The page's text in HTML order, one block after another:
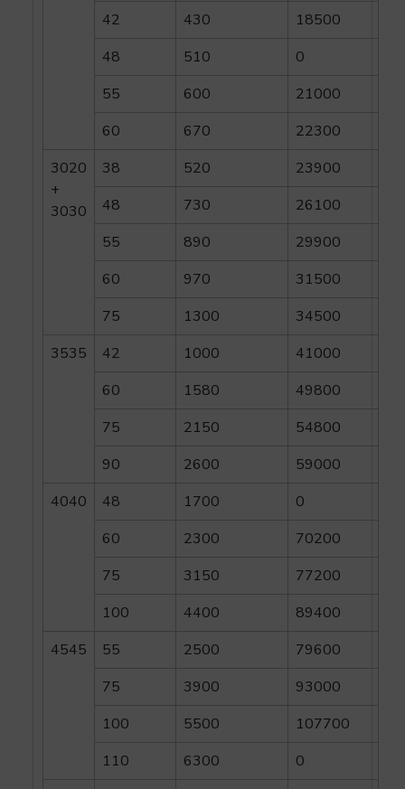
42
430
18500
48
510
0
55
600
21000
60
670
22300
3020
+
3030
38 520
23900
48
730
26100
55
890
29900
60
970
31500
75
1300
34500
3535
42 1000
41000
60
1580
49800
75
2150
54800
90
2600
59000
4040
48 1700
0
60
2300
70200
75
3150
77200
100
4400
89400
4545
55 2500
79600
75
3900
93000
100
5500
107700
110
6300
0